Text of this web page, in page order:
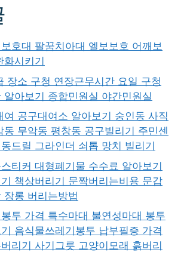
호대 팔꿈치아대 엘보보호 어깨보
화시키기
장소 구청 연장근무시간 요일 구청
알아보기 종합민원실 야간민원실
여 공구대여소 알아보기 숭인동 사직
동 무악동 평창동 공구빌리기 주민센
드릴 그라인더 쇠톱 망치 빌리기
티커 대형폐기물 수수료 알아보기
책상버리기 문짝버리는비용 문갑
장롱 버리는방법
투 가격 특수마대 불연성마대 봉투
음식물쓰레기봉투 납부필증 가격
리기 사기그릇 고양이모래 흙버리